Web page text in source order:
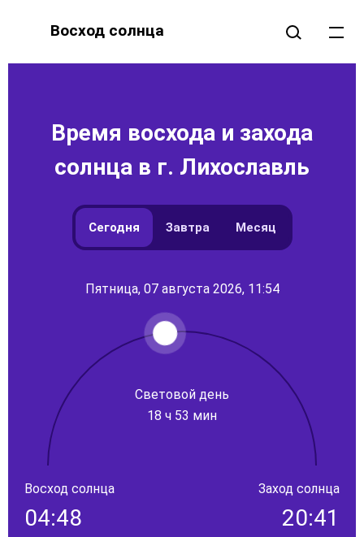
Восход солнца
Время восхода и захода
солнца в г. Лихославль
Сегодня Завтра Месяц
Пятница, 07 августа 2026, 11:54
Световой день
18 ч 53 мин
Восход солнца
04:48
Заход солнца
20:41